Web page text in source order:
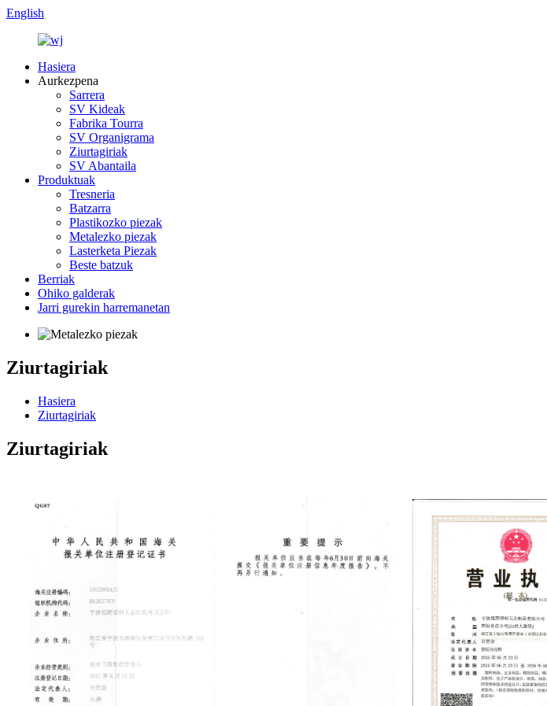
English
Hasiera
Aurkezpena
Sarrera
SV Kideak
Fabrika Tourra
SV Organigrama
Ziurtagiriak
SV Abantaila
Produktuak
Tresneria
Batzarra
Plastikozko piezak
Metalezko piezak
Lasterketa Piezak
Beste batzuk
Berriak
Ohiko galderak
Jarri gurekin harremanetan
Ziurtagiriak
Hasiera
Ziurtagiriak
Ziurtagiriak